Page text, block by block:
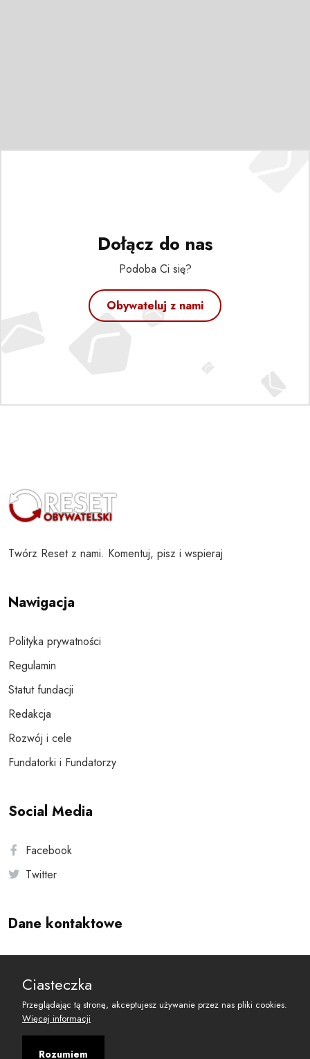
Dołącz do nas
Podoba Ci się?
Obywateluj z nami
Twórz Reset z nami. Komentuj, pisz i wspieraj
Nawigacja
Polityka prywatności
Regulamin
Statut fundacji
Redakcja
Rozwój i cele
Fundatorki i Fundatorzy
Social Media
Facebook
Twitter
Dane kontaktowe
reset@resetobywatelski.pl
Ciasteczka
Przeglądając tą stronę, akceptujesz używanie przez nas pliki cookies.
Więcej informacji
Rozumiem